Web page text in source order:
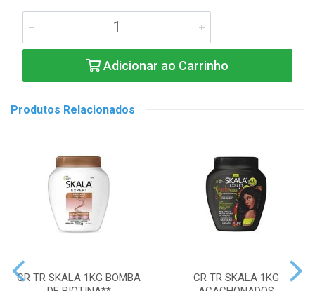
Adicionar ao Carrinho
Produtos Relacionados
CR TR SKALA 1KG BOMBA
CR TR SKALA 1KG